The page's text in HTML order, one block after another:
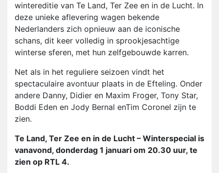
wintereditie van Te Land, Ter Zee en in de Lucht. In
deze unieke aflevering wagen bekende
Nederlanders zich opnieuw aan de iconische
schans, dit keer volledig in sprookjesachtige
winterse sferen, met hun zelfgebouwde karren.
Net als in het reguliere seizoen vindt het
spectaculaire avontuur plaats in de Efteling. Onder
andere Danny, Didier en Maxim Froger, Tony Star,
Boddi Eden en Jody Bernal enTim Coronel zijn te
zien.
Te Land, Ter Zee en in de Lucht – Winterspecial is
vanavond, donderdag 1 januari om 20.30 uur, te
zien op RTL 4.